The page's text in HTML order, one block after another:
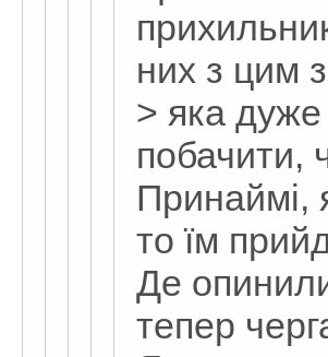
них з цим
> яка
побачити,
Принаймі,
то їм
Де
тепер